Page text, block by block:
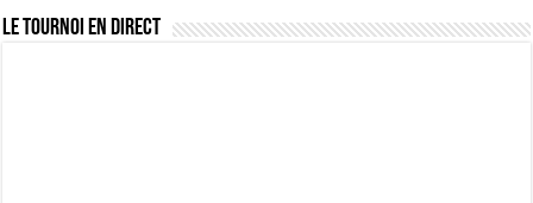
Le tournoi en direct